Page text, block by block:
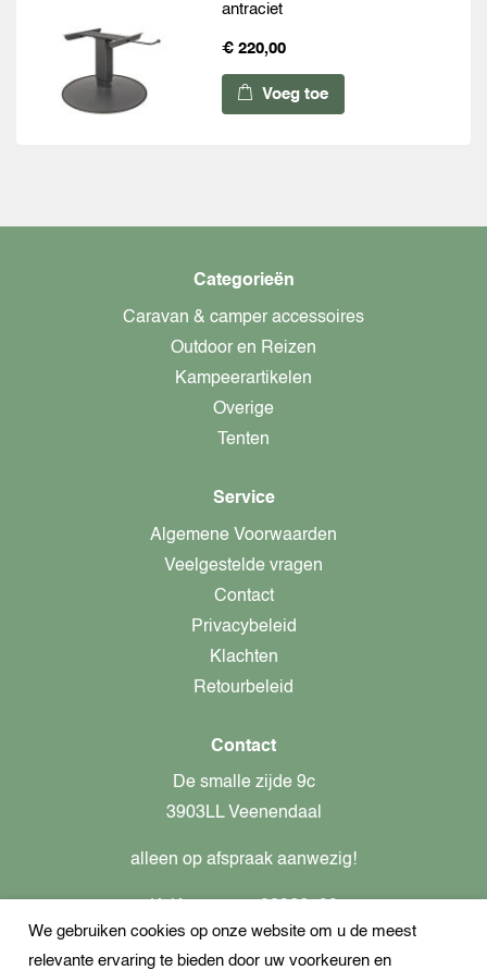
antraciet
€ 220,00
Voeg toe
Categorieën
Caravan & camper accessoires
Outdoor en Reizen
Kampeerartikelen
Overige
Tenten
Service
Algemene Voorwaarden
Veelgestelde vragen
Contact
Privacybeleid
Klachten
Retourbeleid
Contact
De smalle zijde 9c
3903LL Veenendaal
alleen op afspraak aanwezig!
Btw-nummer: nl862437301B01
We gebruiken cookies op onze website om u de meest
relevante ervaring te bieden door uw voorkeuren en